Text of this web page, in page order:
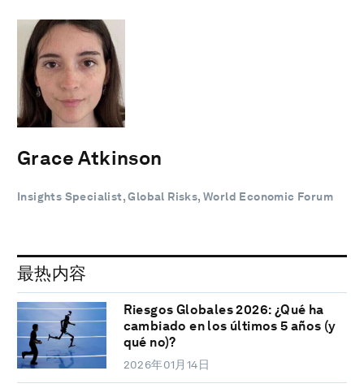
Grace Atkinson
Insights Specialist, Global Risks, World Economic Forum
最热内容
Riesgos Globales 2026: ¿Qué ha
cambiado en los últimos 5 años (y
qué no)?
2026年01月14日